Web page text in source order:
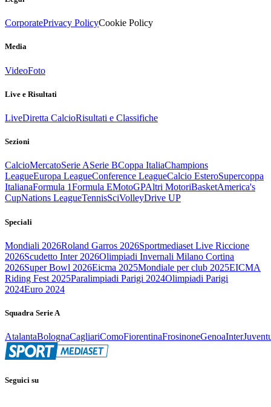
CorporatePrivacy PolicyCookie Policy
Media
VideoFoto
Live e Risultati
LiveDiretta CalcioRisultati e Classifiche
Sezioni
CalcioMercatoSerie ASerie BCoppa ItaliaChampions
LeagueEuropa LeagueConference LeagueCalcio EsteroSupercoppa
ItalianaFormula 1Formula EMotoGPAltri MotoriBasketAmerica's
CupNations LeagueTennisSciVolleyDrive UP
Speciali
Mondiali 2026Roland Garros 2026Sportmediaset Live Riccione
2026Scudetto Inter 2026Olimpiadi Invernali Milano Cortina
2026Super Bowl 2026Eicma 2025Mondiale per club 2025EICMA
Riding Fest 2025Paralimpiadi Parigi 2024Olimpiadi Parigi
2024Euro 2024
Squadra Serie A
AtalantaBolognaCagliariComoFiorentinaFrosinoneGenoaInter
Seguici su